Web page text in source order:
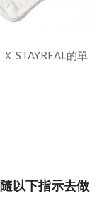
STAYREAL的單
以下指示去做